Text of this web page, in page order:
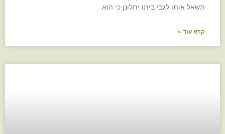
תשאל אותו לגבי ביתו יתלונן כי הוא
קרא עוד »